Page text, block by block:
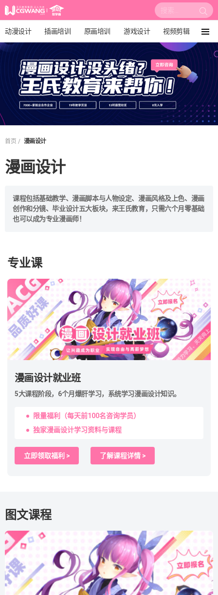
搜
索:
动漫设计 插画培训 原画培训 游戏设计 视频剪辑
漫画设计 绘画教程 板绘培训
单
你在这里:
首页 漫画设计
漫画设计
课程包括基础教学、漫画脚本与人物设定、漫画风格及上色、漫画
创作和分镜、毕业设计五大板块，来王氏教育，只需六个月零基础
也可以成为专业漫画师！
漫画设计就业班
5大课程阶段，6个月爆肝学习，系统学习漫画设计知识。
限量福利（每天前100名咨询学员）
独家漫画设计学习资料与课程
立即领取福利 > 了解课程详情 >
图文课程